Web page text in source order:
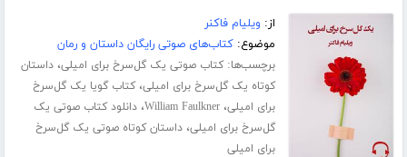
از: ویلیام فاکنر
موضوع:کتاب‌های صوتی رایگان داستان و رمان
برچسب‌ها:کتاب صوتی یک گل‌سرخ برای امیلی،داستان
کوتاه یک گل‌سرخ برای امیلی،کتاب گویا یک گل‌سرخ
برای امیلی،William Faulkner،دانلود کتاب صوتی یک
گل‌سرخ برای امیلی،داستان کوتاه صوتی یک گل‌سرخ
برای امیلی